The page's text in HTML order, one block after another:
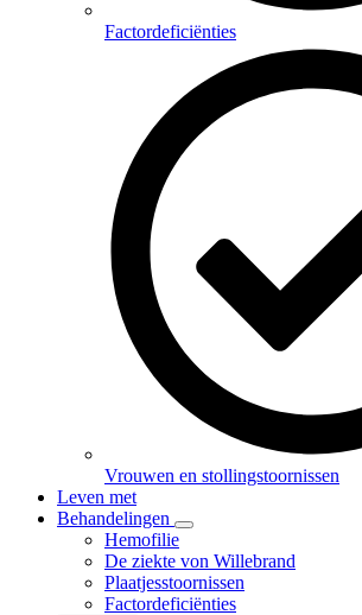
Factordeficiënties
Vrouwen en stollingstoornissen
Leven met
Behandelingen
Hemofilie
De ziekte von Willebrand
Plaatjesstoornissen
Factordeficiënties